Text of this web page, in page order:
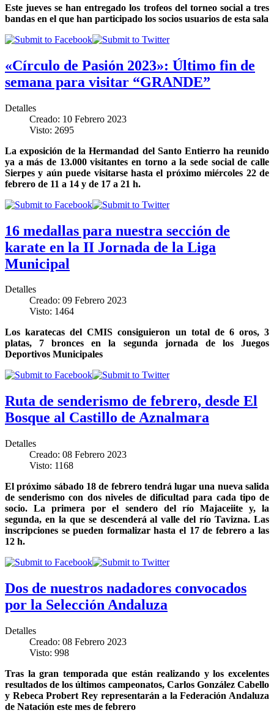
Este jueves se han entregado los trofeos del torneo social a tres
bandas en el que han participado los socios usuarios de esta sala
«Círculo de Pasión 2023»: Último fin de
semana para visitar “GRANDE”
Detalles
Creado: 10 Febrero 2023
Visto: 2695
La exposición de la Hermandad del Santo Entierro ha reunido
ya a más de 13.000 visitantes en torno a la sede social de calle
Sierpes y aún puede visitarse hasta el próximo miércoles 22 de
febrero de 11 a 14 y de 17 a 21 h.
16 medallas para nuestra sección de
karate en la II Jornada de la Liga
Municipal
Detalles
Creado: 09 Febrero 2023
Visto: 1464
Los karatecas del CMIS consiguieron un total de 6 oros, 3
platas, 7 bronces en la segunda jornada de los Juegos
Deportivos Municipales
Ruta de senderismo de febrero, desde El
Bosque al Castillo de Aznalmara
Detalles
Creado: 08 Febrero 2023
Visto: 1168
El próximo sábado 18 de febrero tendrá lugar una nueva salida
de senderismo con dos niveles de dificultad para cada tipo de
socio. La primera por el sendero del río Majaceiite y, la
segunda, en la que se descenderá al valle del río Tavizna. Las
inscripciones se pueden formalizar hasta el 17 de febrero a las
12 h.
Dos de nuestros nadadores convocados
por la Selección Andaluza
Detalles
Creado: 08 Febrero 2023
Visto: 998
Tras la gran temporada que están realizando y los excelentes
resultados de los últimos campeonatos, Carlos González Cabello
y Rebeca Probert Rey representarán a la Federación Andaluza
de Natación este mes de febrero